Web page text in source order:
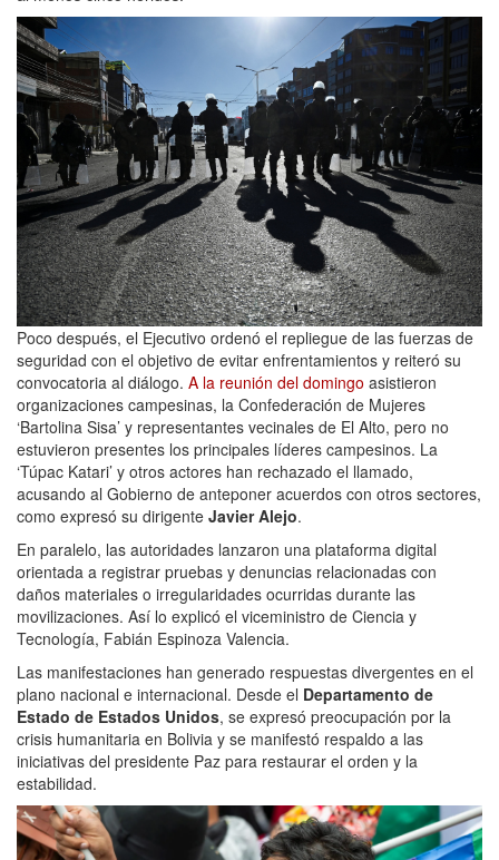
Poco después, el Ejecutivo ordenó el repliegue de las fuerzas de
seguridad con el objetivo de evitar enfrentamientos y reiteró su
convocatoria al diálogo. A la reunión del domingo asistieron
organizaciones campesinas, la Confederación de Mujeres
‘Bartolina Sisa’ y representantes vecinales de El Alto, pero no
estuvieron presentes los principales líderes campesinos. La
‘Túpac Katari’ y otros actores han rechazado el llamado,
acusando al Gobierno de anteponer acuerdos con otros sectores,
como expresó su dirigente Javier Alejo.
En paralelo, las autoridades lanzaron una plataforma digital
orientada a registrar pruebas y denuncias relacionadas con
daños materiales o irregularidades ocurridas durante las
movilizaciones. Así lo explicó el viceministro de Ciencia y
Tecnología, Fabián Espinoza Valencia.
Las manifestaciones han generado respuestas divergentes en el
plano nacional e internacional. Desde el Departamento de
Estado de Estados Unidos, se expresó preocupación por la
crisis humanitaria en Bolivia y se manifestó respaldo a las
iniciativas del presidente Paz para restaurar el orden y la
estabilidad.